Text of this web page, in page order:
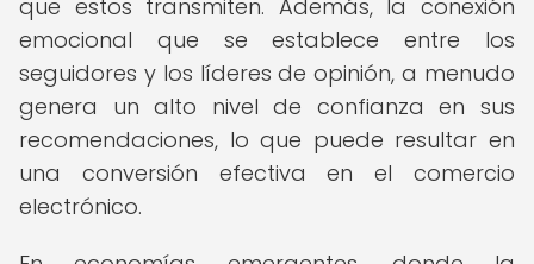
que estos transmiten. Además, la conexión
emocional que se establece entre los
seguidores y los líderes de opinión, a menudo
genera un alto nivel de confianza en sus
recomendaciones, lo que puede resultar en
una conversión efectiva en el comercio
electrónico.